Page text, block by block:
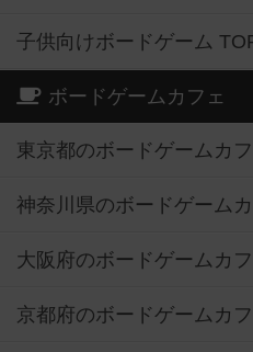
子供向けボードゲーム
ボードゲームカフェ
東京都のボードゲームカ
神奈川県のボードゲーム
大阪府のボードゲームカ
京都府のボードゲームカ